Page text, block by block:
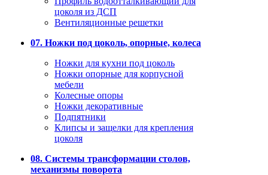
цоколя из ДСП
Вентиляционные решетки
07. Ножки под цоколь, опорные, колеса
Ножки для кухни под цоколь
Ножки опорные для корпусной
мебели
Колесные опоры
Ножки декоративные
Подпятники
Клипсы и защелки для крепления
цоколя
08. Системы трансформации столов,
механизмы поворота